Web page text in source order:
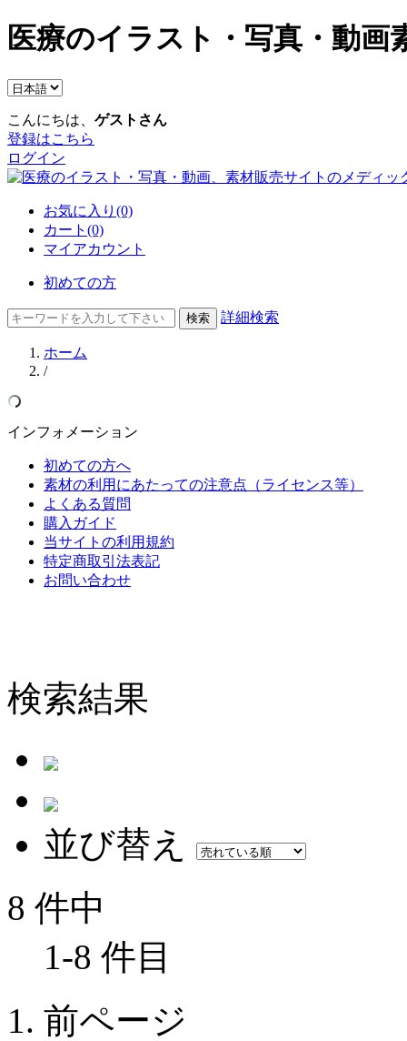
医療のイラスト・写真・動画
こんにちは、 ゲストさん
登録はこちら
ログイン
お気に入り(0)
カート(0)
マイアカウント
初めての方
詳細検索
ホーム
/
インフォメーション
初めての方へ
素材の利用にあたっての注意点（ライセンス等）
よくある質問
購入ガイド
当サイトの利用規約
特定商取引法表記
お問い合わせ
検索結果
並び替え
8 件中
1-8 件目
前ページ